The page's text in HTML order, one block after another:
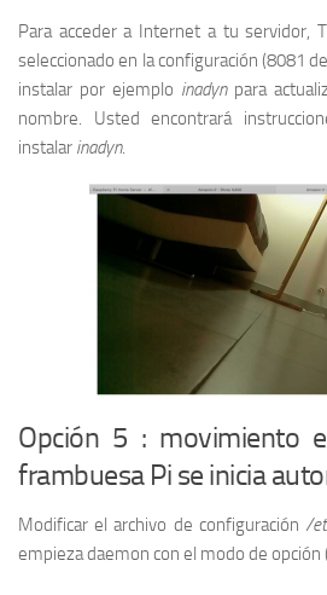
Para acceder a Internet a tu servidor,
seleccionado en la configuración (8081
instalar por ejemplo inadynpara
nombre. Usted encontrará
instalar inadyn.
Opción 5 : movimiento
frambuesa Pi se inicia
Modificar el archivo de configuración /
empieza daemon con el modo de opción